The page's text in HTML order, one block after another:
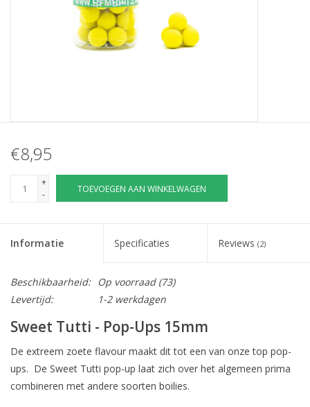
€8,95
+
-
TOEVOEGEN AAN WINKELWAGEN
Informatie Specificaties Reviews (2)
Beschikbaarheid: Op voorraad(73)
Levertijd:
1-2 werkdagen
Sweet Tutti - Pop-Ups 15mm
De extreem zoete flavour maakt dit tot een van onze top pop-
ups. De Sweet Tutti pop-up laat zich over het algemeen prima
combineren met andere soorten boilies.